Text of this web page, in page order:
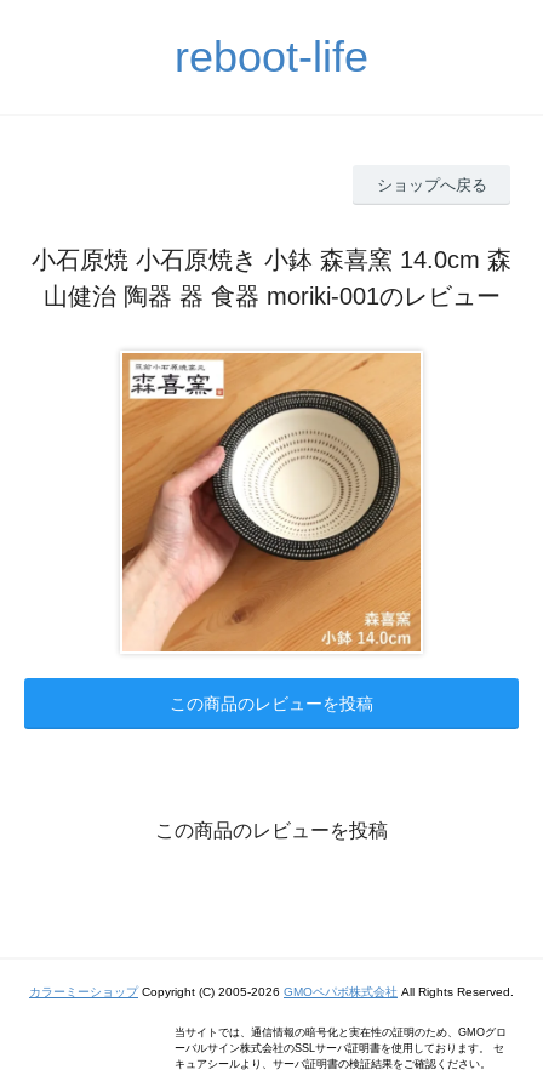
reboot-life
ショップへ戻る
小石原焼 小石原焼き 小鉢 森喜窯 14.0cm 森
山健治 陶器 器 食器 moriki-001のレビュー
この商品のレビューを投稿
この商品のレビューを投稿
カラーミーショップCopyright (C) 2005-2026 GMOペパボ株式会社 All Rights Reserved.
当サイトでは、通信情報の暗号化と実在性の証明のため、GMOグロ
ーバルサイン株式会社のSSLサーバ証明書を使用しております。 セ
キュアシールより、サーバ証明書の検証結果をご確認ください。